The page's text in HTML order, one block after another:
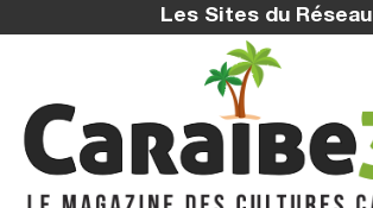
Les Sites du Réseau